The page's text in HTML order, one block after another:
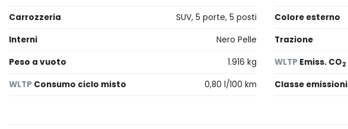
Carrozzeria
SUV, 5 porte, 5 posti Colore esterno
Interni
Nero Pelle Trazione
Peso a vuoto
1.916 kg WLTP Emiss. CO2
WLTP Consumo ciclo misto 0,80 l/100 km Classe emissioni